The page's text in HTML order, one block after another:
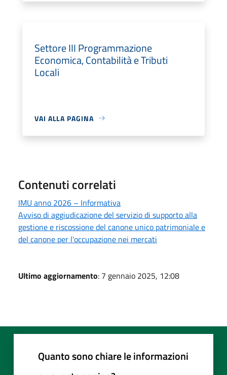
Settore III Programmazione
Economica, Contabilità e Tributi
Locali
VAI ALLA PAGINA
Contenuti correlati
IMU anno 2026 – Informativa
Avviso di aggiudicazione del servizio di supporto alla
gestione e riscossione del canone unico patrimoniale e
del canone per l'occupazione nei mercati
Ultimo aggiornamento: 7 gennaio 2025, 12:08
Quanto sono chiare le informazioni